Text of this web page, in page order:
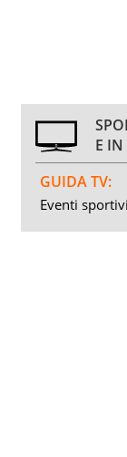
E
GUIDA TV:
Eventi